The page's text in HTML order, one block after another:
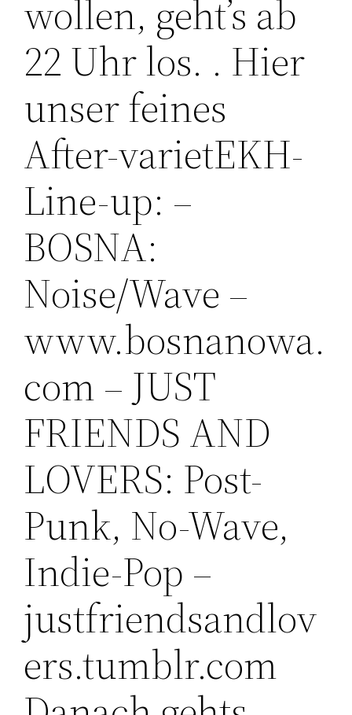
wollen, geht’s ab
22 Uhr los. . Hier
unser feines
After-varietEKH-
Line-up: –
BOSNA:
Noise/Wave –
www.bosnanowa.
com – JUST
FRIENDS AND
LOVERS: Post-
Punk, No-Wave,
Indie-Pop –
justfriendsandlov
ers.tumblr.com